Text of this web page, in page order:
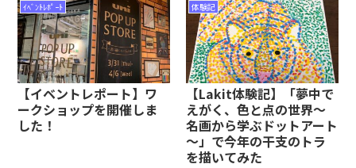
ｲﾍﾞﾝﾄﾚﾎﾟｰﾄ
【イベントレポート】ワ
ークショップを開催しま
した！
体験記
【Lakit体験記】「夢中で
えがく、色と点の世界～
名画から学ぶドットアート
～」で今年の干支のトラ
を描いてみた